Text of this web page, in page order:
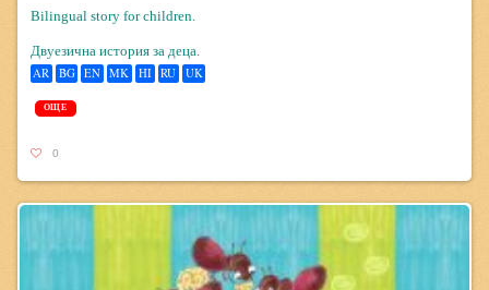
Bilingual story for children.
Двуезична история за деца.
AR BG EN MK HI RU UK
ОЩЕ
0